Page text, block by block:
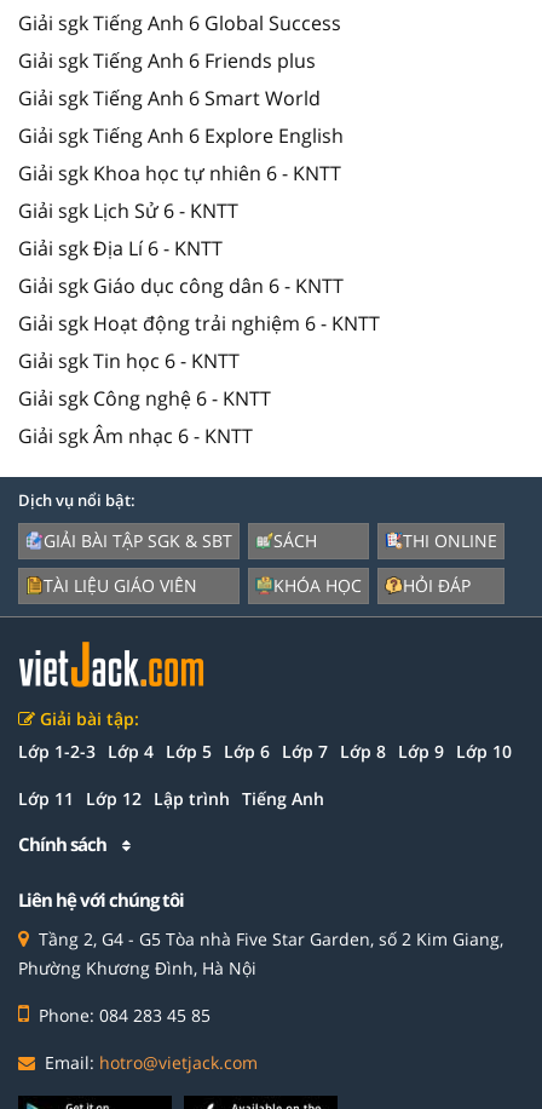
Giải sgk Tiếng Anh 6 Global Success
Giải sgk Tiếng Anh 6 Friends plus
Giải sgk Tiếng Anh 6 Smart World
Giải sgk Tiếng Anh 6 Explore English
Giải sgk Khoa học tự nhiên 6 - KNTT
Giải sgk Lịch Sử 6 - KNTT
Giải sgk Địa Lí 6 - KNTT
Giải sgk Giáo dục công dân 6 - KNTT
Giải sgk Hoạt động trải nghiệm 6 - KNTT
Giải sgk Tin học 6 - KNTT
Giải sgk Công nghệ 6 - KNTT
Giải sgk Âm nhạc 6 - KNTT
Dịch vụ nổi bật:
GIẢI BÀI TẬP SGK & SBT
TÀI LIỆU GIÁO VIÊN
SÁCH
KHÓA HỌC
THI ONLINE
HỎI ĐÁP
Giải bài tập:
Lớp 1-2-3 Lớp 4 Lớp 5 Lớp 6 Lớp 7 Lớp 8 Lớp 9 Lớp 10
Lớp 11 Lớp 12 Lập trình Tiếng Anh
Chính sách
Liên hệ với chúng tôi
Tầng 2, G4 - G5 Tòa nhà Five Star Garden, số 2 Kim Giang,
Phường Khương Đình, Hà Nội
Phone: 084 283 45 85
Email: hotro@vietjack.com